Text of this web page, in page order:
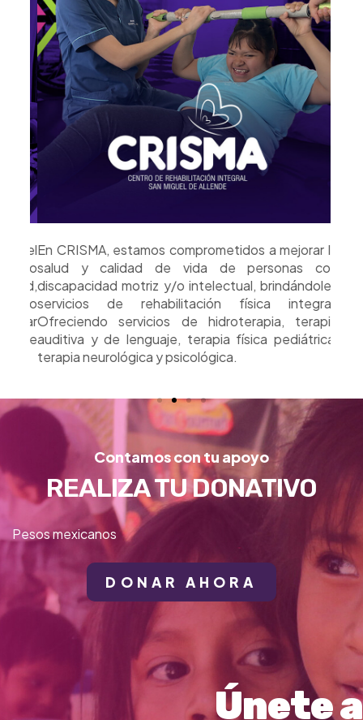
En CRISMA, estamos comprometidos a mejorar la
salud y calidad de vida de personas con
discapacidad motriz y/o intelectual, brindándoles
servicios de rehabilitación física integral.
Ofreciendo servicios de hidroterapia, terapia
auditiva y de lenguaje, terapia física pediátrica,
terapia neurológica y psicológica.
Contamos con tu apoyo
REALIZA TU DONATIVO
Pesos mexicanos
DONAR AHORA
Únete a